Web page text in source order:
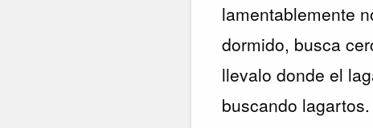
lamentablemente
dormido, busca
llevalo donde el
buscando